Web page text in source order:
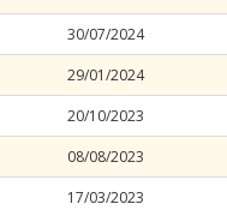
30/07/2024
29/01/2024
20/10/2023
08/08/2023
17/03/2023